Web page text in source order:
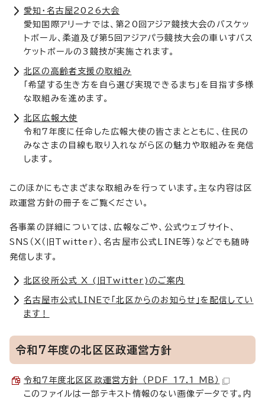
愛知・名古屋2026大会
愛知国際アリーナでは、第20回アジア競技大会のバスケッ
トボール、柔道及び第5回アジアパラ競技大会の車いすバス
ケットボールの3競技が実施されます。
北区の高齢者支援の取組み
「希望する生き方を自ら選び実現できるまち」を目指す多様
な取組みを進めます。
北区広報大使
令和7年度に任命した広報大使の皆さまとともに、住民の
みなさまの目線も取り入れながら区の魅力や取組みを発信
します。
このほかにもさまざまな取組みを行っています。主な内容は区
政運営方針の冊子をご覧ください。
各事業の詳細については、広報なごや、公式ウェブサイト、
SNS（X（旧Twitter）、名古屋市公式LINE等）などでも随時
発信します。
北区役所公式 X (旧Twitter)のご案内
名古屋市公式LINEで「北区からのお知らせ」を配信してい
ます！
令和7年度の北区区政運営方針
令和7年度北区区政運営方針 （PDF 17.1 MB）
このファイルは一部テキスト情報のない画像データです。内